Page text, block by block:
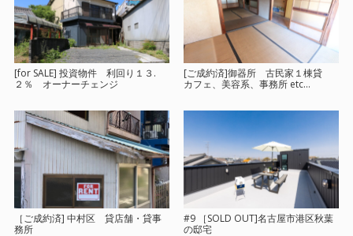
[for SALE] 投資物件 利回り１３.
２％ オーナーチェンジ
[ご成約済]御器所 古民家１棟貸
カフェ、美容系、事務所 etc…
［ご成約済] 中村区 貸店舗・貸事
務所
#9 ［SOLD OUT]名古屋市港区秋葉
の邸宅